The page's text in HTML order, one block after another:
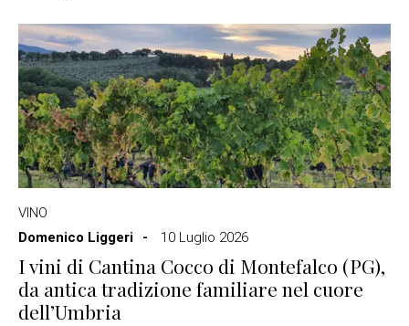
VINO
Domenico Liggeri
10 Luglio 2026
I vini di Cantina Cocco di Montefalco (PG),
da antica tradizione familiare nel cuore
dell’Umbria